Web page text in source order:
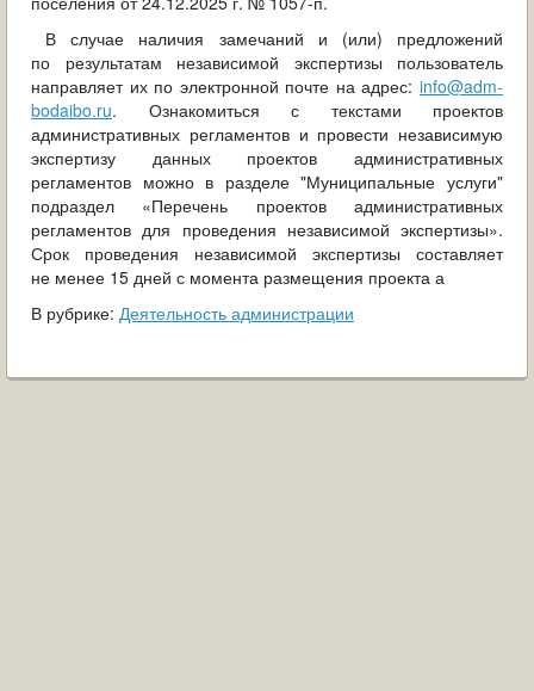
ПОИСК ПО САЙТУ
В случае наличия замечаний и (или) предложений
по результатам независимой экспертизы пользователь
направляет их по электронной почте на адрес: info@adm-
bodaibo.ru. Ознакомиться с текстами проектов
административных регламентов и провести независимую
экспертизу данных проектов административных
регламентов можно в разделе "Муниципальные услуги"
подраздел «Перечень проектов административных
регламентов для проведения независимой экспертизы».
Срок проведения независимой экспертизы составляет
не менее 15 дней с момента размещения проекта а
В рубрике: Деятельность администрации